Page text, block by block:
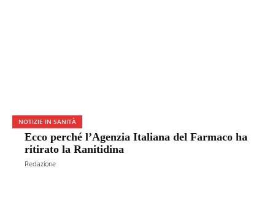
NOTIZIE IN SANITÀ
Ecco perché l’Agenzia Italiana del Farmaco ha
ritirato la Ranitidina
Redazione